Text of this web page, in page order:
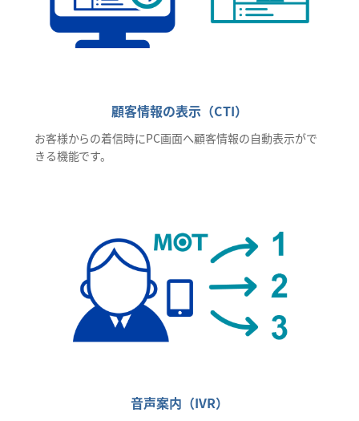
顧客情報の表示（CTI）
お客様からの着信時にPC画面へ顧客情報の自動表示がで
きる機能です。
音声案内（IVR）